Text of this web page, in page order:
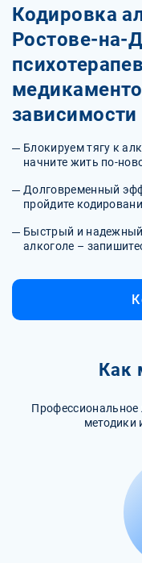
Кодировка
Ростове-на-
зависимости
Блокируем тягу к
начните жить по-
Долговременный
пройдите
Быстрый и надежный
алкоголе –
Как
Профессиональное
методики